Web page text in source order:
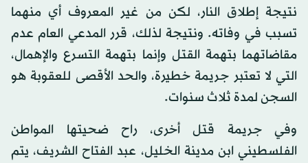
نتيجة إطلاق النار، لكن من غير المعروف أي منهما
تسبب في وفاته. ونتيجة لذلك، قرر المدعي العام عدم
مقاضاتهما بتهمة القتل وإنما بتهمة التسرع والإهمال،
التي لا تعتبر جريمة خطيرة، والحد الأقصى للعقوبة هو
السجن لمدة ثلاث سنوات.
وفي جريمة قتل أخرى، راح ضحيتها المواطن
الفلسطيني ابن مدينة الخليل، عبد الفتاح الشريف، يتم